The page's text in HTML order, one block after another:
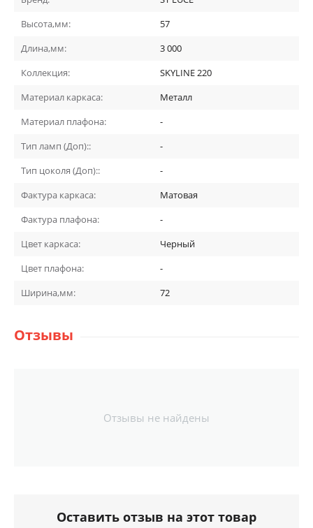
Высота,мм:
57
Длина,мм:
3 000
Коллекция:
SKYLINE 220
Материал каркаса:
Металл
Материал плафона:
-
Тип ламп (Доп)::
-
Тип цоколя (Доп)::
-
Фактура каркаса:
Матовая
Фактура плафона:
-
Цвет каркаса:
Черный
Цвет плафона:
-
Ширина,мм:
72
Отзывы
Отзывы не найдены
Оставить отзыв на этот товар